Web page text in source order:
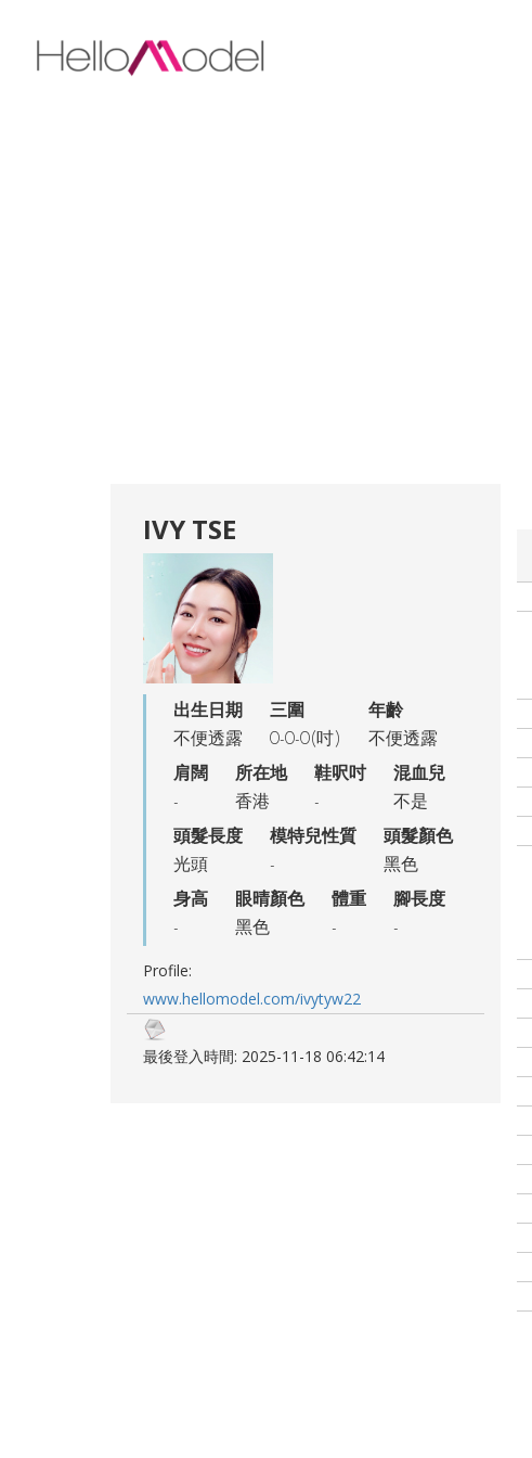
IVY TSE
出生日期
不便透露
三圍
0-0-0(吋)
年齡
不便透露
肩闊
-
所在地
香港
鞋呎吋
-
混血兒
不是
頭髮長度
光頭
模特兒性質
-
頭髮顏色
黑色
身高
-
眼晴顏色
黑色
體重
-
腳長度
-
Profile:
www.hellomodel.com/ivytyw22
最後登入時間: 2025-11-18 06:42:14